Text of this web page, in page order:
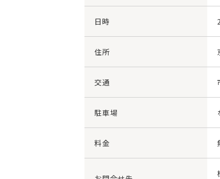
日時
住所
交通
駐車場
料金